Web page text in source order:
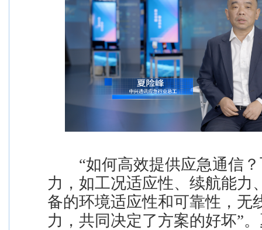
“如何高效提供应急通信？
力，如工况适应性、续航能力
备的环境适应性和可靠性，无
力，共同决定了方案的好坏”